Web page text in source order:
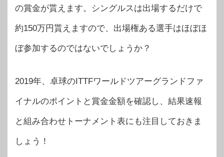
の賞金が貰えます。シングルスは出場するだけで
約150万円貰えますので、出場権ある選手はほぼほ
ぼ参加するのではないでしょうか？
2019年、卓球のITTFワールドツアーグランドファ
イナルのポイントと賞金金額を確認し、結果速報
と組み合わせトーナメント表にも注目しておきま
しょう！